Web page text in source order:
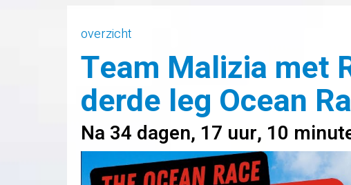
overzicht
Team Malizia met
derde leg Ocean
Na 34 dagen, 17 uur, 10